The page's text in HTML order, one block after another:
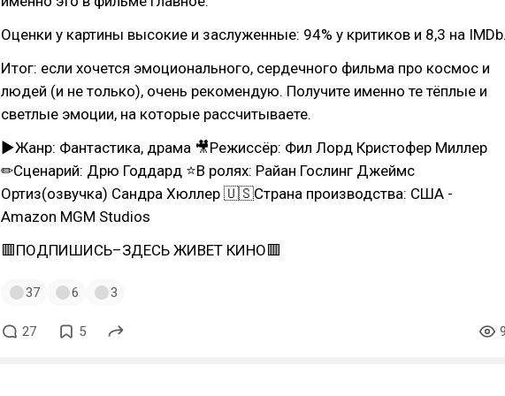
Оценки у картины высокие и заслуженные: 94% у критиков и 8,3 на IMDb.
Итог: если хочется эмоционального, сердечного фильма про космос и
людей (и не только), очень рекомендую. Получите именно те тёплые и
светлые эмоции, на которые рассчитываете.
▶Жанр: Фантастика, драма 🎥Режиссёр: Фил Лорд Кристофер Миллер
✏Сценарий: Дрю Годдард ⭐В ролях: Райан Гослинг Джеймс
Ортиз(озвучка) Сандра Хюллер 🇺🇸Страна производства: США -
Amazon MGM Studios
🟥ПОДПИШИСЬ–ЗДЕСЬ ЖИВЕТ КИНО🟥
37 6 3
27 5